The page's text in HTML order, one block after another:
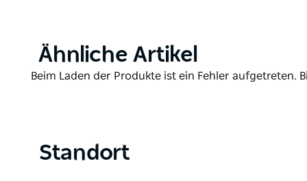
vor Ort, wo Sie feinsten Kaffee, hausgemachte
genießen können.
Product
Ähnliche Artikel
Product
Beim Laden der Produkte ist ein Fehler aufgetreten.
Standort